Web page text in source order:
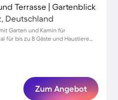
Terrasse | Gartenblick
Deutschland
Garten und Kamin für
für bis zu 8 Gäste und Haustiere
Zum Angebot